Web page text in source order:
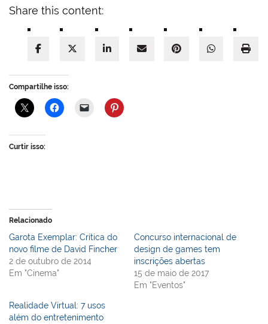
Share this content:
Compartilhe isso:
Curtir isso:
Relacionado
Garota Exemplar: Crítica do
novo filme de David Fincher
2 de outubro de 2014
Em "Cinema"
Concurso internacional de
design de games tem
inscrições abertas
15 de maio de 2017
Em "Eventos"
Realidade Virtual: 7 usos
além do entretenimento